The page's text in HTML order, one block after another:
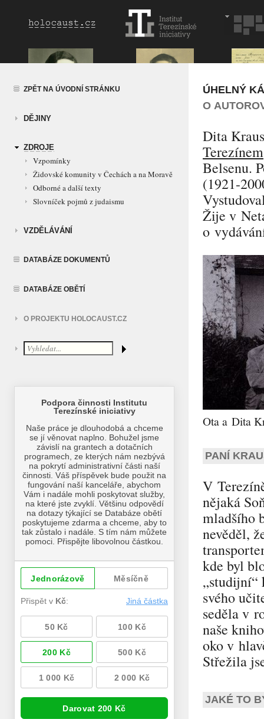
ZPĚT NA ÚVODNÍ STRÁNKU
DĚJINY
ZDROJE
Vzpomínky
Židovské komunity v Čechách a na Moravě
Odborné a další texty
Slovníček pojmů z judaismu
VZDĚLÁVÁNÍ
DATABÁZE DOKUMENTŮ
DATABÁZE OBĚTÍ
O PROJEKTU HOLOCAUST.CZ
ÚHELNÝ
O
Dita
Terezínem
Belsenu.
(1921-
Žije v
o
Ota a Dita
PANÍ
V
nějaká
mladšího
nevěděl,
kde byl
„studijní“
svého
seděla v
naše
oko v
Střežila
JAKÉ TO